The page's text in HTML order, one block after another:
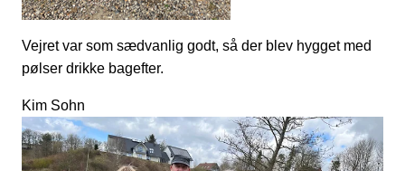
Vejret var som sædvanlig godt, så der blev hygget med
pølser drikke bagefter.
Kim Sohn